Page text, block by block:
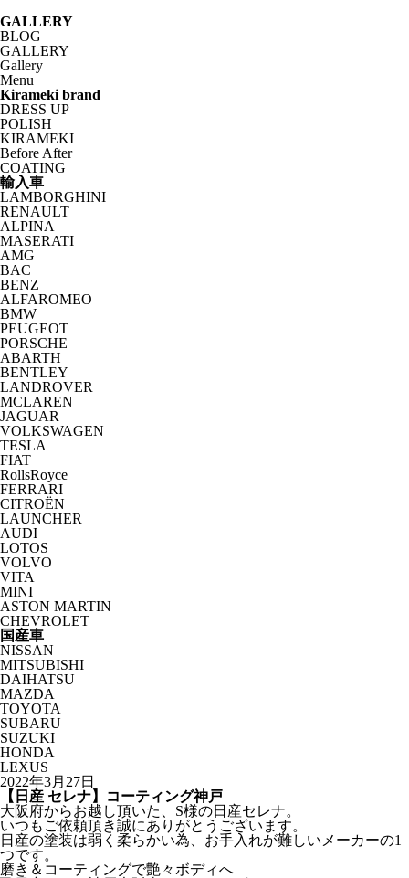
GALLERY
BLOG
GALLERY
Gallery
Menu
Kirameki brand
DRESS UP
POLISH
KIRAMEKI
Before After
COATING
輸入車
LAMBORGHINI
RENAULT
ALPINA
MASERATI
AMG
BAC
BENZ
ALFAROMEO
BMW
PEUGEOT
PORSCHE
ABARTH
BENTLEY
LANDROVER
MCLAREN
JAGUAR
VOLKSWAGEN
TESLA
FIAT
RollsRoyce
FERRARI
CITROËN
LAUNCHER
AUDI
LOTOS
VOLVO
VITA
MINI
ASTON MARTIN
CHEVROLET
国産車
NISSAN
MITSUBISHI
DAIHATSU
MAZDA
TOYOTA
SUBARU
SUZUKI
HONDA
LEXUS
2022年3月27日
【日産 セレナ】コーティング神戸
大阪府からお越し頂いた、S様の日産セレナ。
いつもご依頼頂き誠にありがとうございます。
日産の塗装は弱く柔らかい為、お手入れが難しいメーカーの1
つです。
磨き＆コーティングで艶々ボディへ